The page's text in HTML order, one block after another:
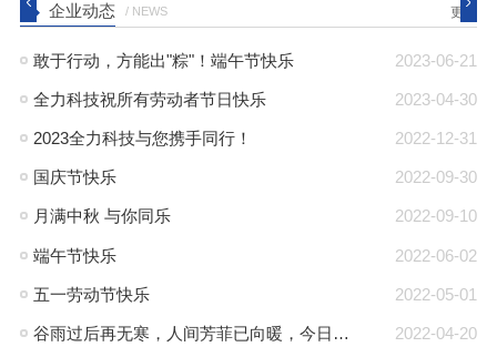
企业动态 / NEWS 更多
2023-06-21
敢于行动，方能出"粽"！端午节快乐
2023-04-30
全力科技祝所有劳动者节日快乐
2022-12-31
2023全力科技与您携手同行！
2022-09-30
国庆节快乐
2022-09-10
月满中秋 与你同乐
2022-06-02
端午节快乐
2022-05-01
五一劳动节快乐
2022-04-20
谷雨过后再无寒，人间芳菲已向暖，今日谷雨